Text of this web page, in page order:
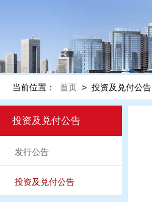
当前位置： 首页 > 投资及兑付公告
投资及兑付公告
发行公告
投资及兑付公告